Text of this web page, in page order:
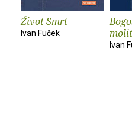
Život Smrt
Ivan Fuček
Ivan